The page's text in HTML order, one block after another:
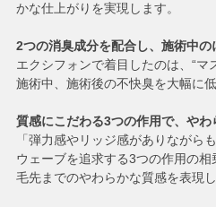
かな仕上がりを実現します。
2つの消臭成分を配合し、施術中の
エクシフォンで着目したのは、“マ
施術中、施術後の不快臭を大幅に低
質感にこだわる3つの作用で、やわ
「弾力感やリッジ感がありながら
ウェーブを追求する3つの作用の相
毛先までのやわらかな質感を表現し